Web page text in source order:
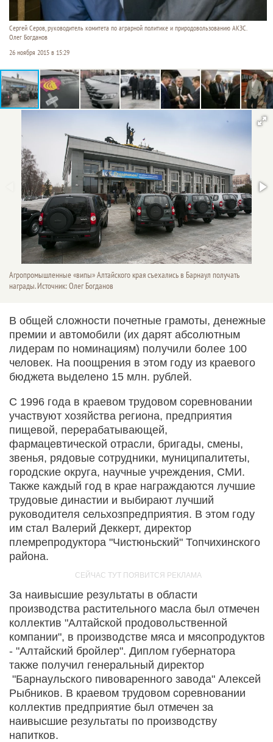
Сергей Серов, руководитель комитета по аграрной политике и природовользованию АКЗС.
Олег Богданов
26 ноября 2015 в 15:29
Агропромышленные «випы» Алтайского края съехались в Барнаул получать
награды. Источник: Олег Богданов
В общей сложности почетные грамоты, денежные
премии и автомобили (их дарят абсолютным
лидерам по номинациям) получили более 100
человек. На поощрения в этом году из краевого
бюджета выделено 15 млн. рублей.
С 1996 года в краевом трудовом соревновании
участвуют хозяйства региона, предприятия
пищевой, перерабатывающей,
фармацевтической отрасли, бригады, смены,
звенья, рядовые сотрудники, муниципалитеты,
городские округа, научные учреждения, СМИ.
Также каждый год в крае награждаются лучшие
трудовые династии и выбирают лучший
руководителя сельхозпредприятия. В этом году
им стал Валерий Деккерт, директор
племрепродуктора "Чистюньский" Топчихинского
района.
За наивысшие результаты в области
производства растительного масла был отмечен
коллектив "Алтайской продовольственной
компании", в производстве мяса и мясопродуктов
- "Алтайский бройлер". Диплом губернатора
также получил генеральный директор
"Барнаульского пивоваренного завода" Алексей
Рыбников. В краевом трудовом соревновании
коллектив предприятие был отмечен за
наивысшие результаты по производству
напитков.